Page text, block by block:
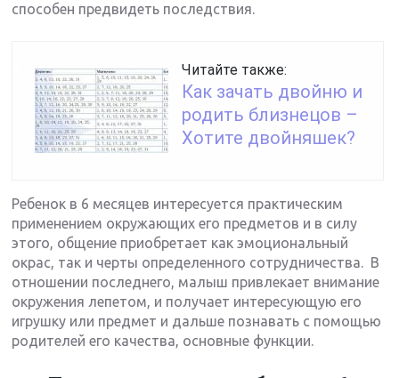
способен предвидеть последствия.
Читайте также:
Как зачать двойню и
родить близнецов –
Хотите двойняшек?
Ребенок в 6 месяцев интересуется практическим
применением окружающих его предметов и в силу
этого, общение приобретает как эмоциональный
окрас, так и черты определенного сотрудничества. В
отношении последнего, малыш привлекает внимание
окружения лепетом, и получает интересующую его
игрушку или предмет и дальше познавать с помощью
родителей его качества, основные функции.